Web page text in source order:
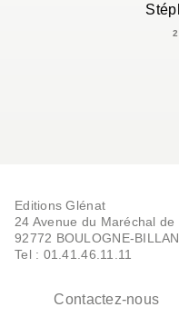
Editions Glénat
24 Avenue du Maréchal
92772 BOULOGNE-
Tel : 01.41.46.11.11
Contactez-nous